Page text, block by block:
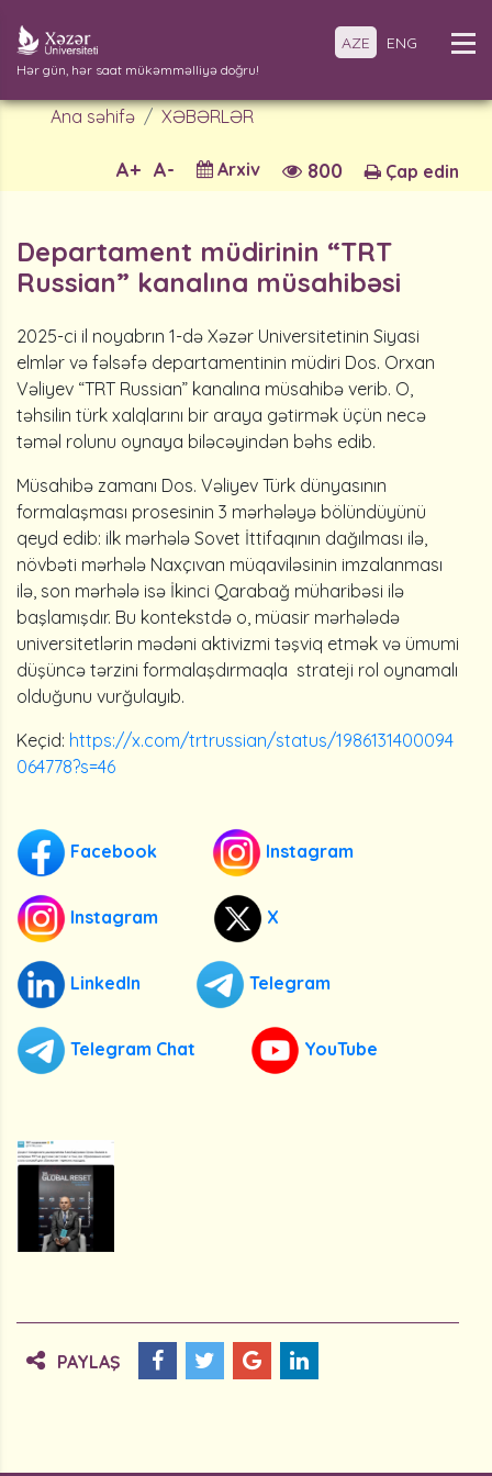
Hər gün, hər saat mükəmməlliyə doğru!
AZE ENG
Ana səhifə XƏBƏRLƏR
Çap edin
800
Arxiv
A-
A+
Departament müdirinin “TRT
Russian” kanalına müsahibəsi
2025-ci il noyabrın 1-də Xəzər Universitetinin Siyasi
elmlər və fəlsəfə departamentinin müdiri Dos. Orxan
Vəliyev “TRT Russian” kanalına müsahibə verib. O,
təhsilin türk xalqlarını bir araya gətirmək üçün necə
təməl rolunu oynaya biləcəyindən bəhs edib.
Müsahibə zamanı Dos. Vəliyev Türk dünyasının
formalaşması prosesinin 3 mərhələyə bölündüyünü
qeyd edib: ilk mərhələ Sovet İttifaqının dağılması ilə,
növbəti mərhələ Naxçıvan müqaviləsinin imzalanması
ilə, son mərhələ isə İkinci Qarabağ müharibəsi ilə
başlamışdır. Bu kontekstdə o, müasir mərhələdə
universitetlərin mədəni aktivizmi təşviq etmək və ümumi
düşüncə tərzini formalaşdırmaqla strateji rol oynamalı
olduğunu vurğulayıb.
Keçid: https://x.com/trtrussian/status/1986131400094
064778?s=46
Facebook Instagram
Instagram X
LinkedIn Telegram
Telegram Chat YouTube
PAYLAŞ